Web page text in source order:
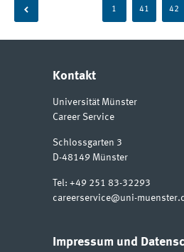
Beitragsnavigation
1 41 42
Kontakt
Universität Münster
Career Service
Schlossgarten 3
D-48149 Münster
Tel: +49 251 83-32293
careerservice@uni-
Impressum und